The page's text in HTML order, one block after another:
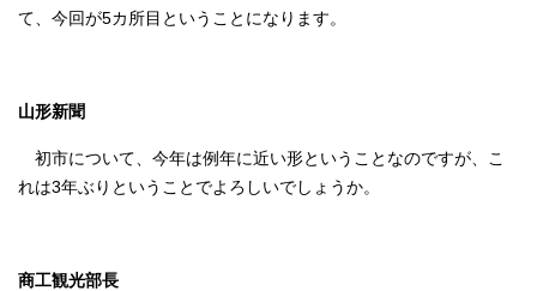
て、今回が5カ所目ということになります。
山形新聞
初市について、今年は例年に近い形ということなのですが、こ
れは3年ぶりということでよろしいでしょうか。
商工観光部長